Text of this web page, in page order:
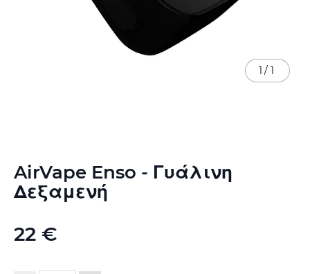
AirVape Enso - Γυάλινη
Δεξαμενή
22 €
1 / 1
στην
αρχή
της
εικόνων